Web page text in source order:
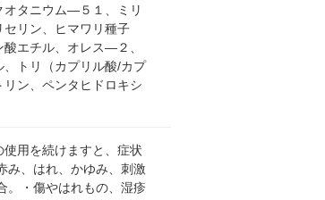
オタニウム―５１、ミリ
リン、ヒマワリ種子
エチル、オレス―２、
トリ（カプリル酸/カプ
ン、ペンタヒドロキシ
用を続けますと、症状
み、はれ、かゆみ、刺激
。・傷やはれもの、湿疹